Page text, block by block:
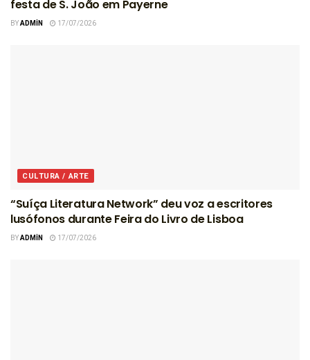
festa de S. João em Payerne
BYADMIN 17/07/2026
CULTURA / ARTE
“Suíça Literatura Network” deu voz a escritores
lusófonos durante Feira do Livro de Lisboa
BYADMIN 17/07/2026